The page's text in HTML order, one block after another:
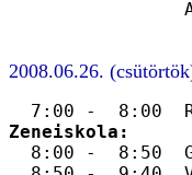
2008.06.26.
Zeneiskola:
8:00 -  8:50